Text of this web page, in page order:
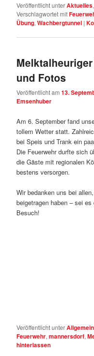
Veröffentlicht unterAktuelles
Verschlagwortet mit
Übung,Wachbergtunnel |
und Fotos
Veröffentlicht am13.
Emsenhuber
Am 6. September fand
tollem Wetter statt.
bei Speis und Trank ein
Die Feuerwehr durfte sich
die Gäste mit regionalen
bestens versorgen.
Wir bedanken uns bei
beigetragen haben – sei
Besuch!
Veröffentlicht unterAllgemein
Feuerwehr,mannersdorf,
hinterlassen